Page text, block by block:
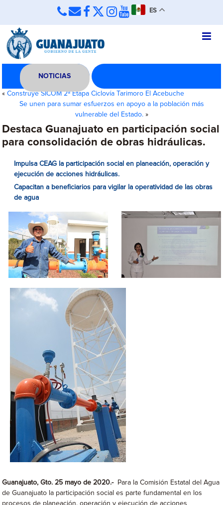
ES
NOTICIAS
«Construye SICOM 2ª Etapa Ciclovía Tarimoro El Acebuche
Se unen para sumar esfuerzos en apoyo a la población más
vulnerable del Estado.»
Destaca Guanajuato en participación social
para consolidación de obras hidráulicas.
Impulsa CEAG la participación social en planeación, operación y
ejecución de acciones hidráulicas.
Capacitan a beneficiarios para vigilar la operatividad de las obras
de agua
Guanajuato, Gto. 25 mayo de 2020.-Para la Comisión Estatal del Agua
de Guanajuato la participación social es parte fundamental en los
procesos de planeación, operación y ejecución de acciones